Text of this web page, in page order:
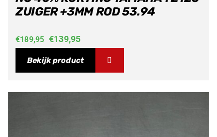
ZUIGER +3MM ROD 53.94
€189,95 Oorspronkelijke
prijs
was:
€189,95.
€139,95Huidige
prijs
is:
€139,95.
Bekijk product